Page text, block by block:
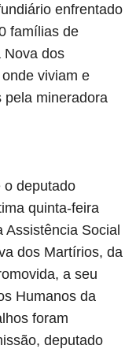
enfrentado
famílias de
Nova dos
viviam e
pela mineradora
o deputado
quinta-feira
Assistência Social
dos Martírios, da
a seu
Humanos da
foram
deputado